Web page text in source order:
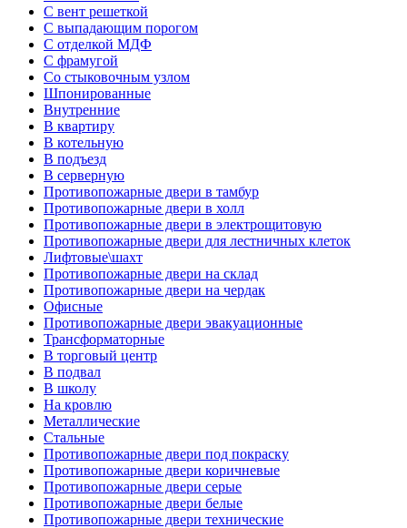
С вент решеткой
С выпадающим порогом
С отделкой МДФ
С фрамугой
Со стыковочным узлом
Шпонированные
Внутренние
В квартиру
В котельную
В подъезд
В серверную
Противопожарные двери в тамбур
Противопожарные двери в холл
Противопожарные двери в электрощитовую
Противопожарные двери для лестничных клеток
Лифтовые\шахт
Противопожарные двери на склад
Противопожарные двери на чердак
Офисные
Противопожарные двери эвакуационные
Трансформаторные
В торговый центр
В подвал
В школу
На кровлю
Металлические
Стальные
Противопожарные двери под покраску
Противопожарные двери коричневые
Противопожарные двери серые
Противопожарные двери белые
Противопожарные двери технические